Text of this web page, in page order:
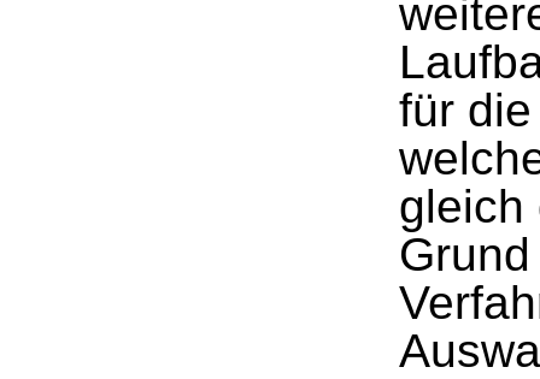
für
gleich